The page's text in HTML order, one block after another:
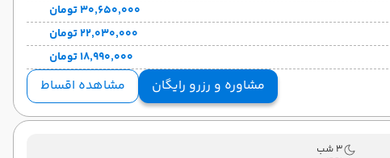
۳۰٬۶۵۰٬۰۰۰ تومان
۲۲٬۰۳۰٬۰۰۰ تومان
۱۸٬۹۹۰٬۰۰۰ تومان
مشاوره و رزرو رایگان مشاهده اقساط
3 شب